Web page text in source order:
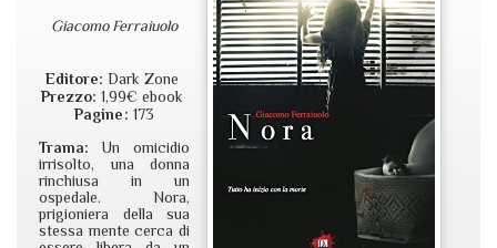
Giacomo Ferraiuolo
Editore: Dark Zone
Prezzo: 1,99€ ebook
Pagine: 173
Trama:Un omicidio
irrisolto, una donna
rinchiusa in un
ospedale. Nora,
prigioniera della sua
stessa mente cerca di